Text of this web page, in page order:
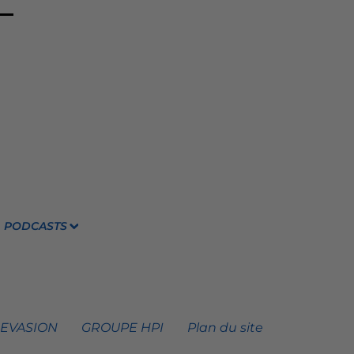
PODCASTS
GROUPE HPI Plan du site